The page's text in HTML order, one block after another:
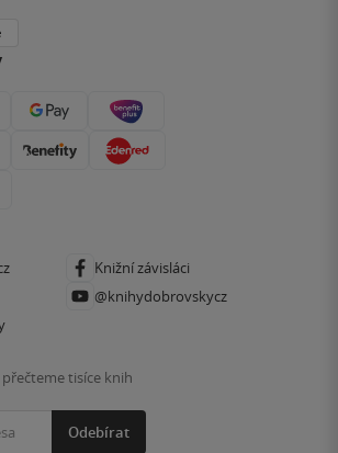
Knižní závisláci
@knihydobrovskycz
tisíce knih
Odebírat